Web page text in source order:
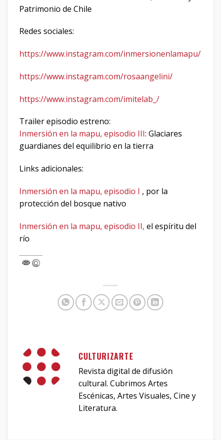
Patrimonio de Chile
Redes sociales:
https://www.instagram.com/inmersionenlamapu/
https://www.instagram.com/rosaangelini/
https://www.instagram.com/imitelab_/
Trailer episodio estreno:
Inmersión en la mapu, episodio III: Glaciares
guardianes del equilibrio en la tierra
Links adicionales:
Inmersión en la mapu, episodio I , por la
protección del bosque nativo
Inmersión en la mapu, episodio II, el espíritu del
río
CULTURIZARTE
Revista digital de difusión
cultural. Cubrimos Artes
Escénicas, Artes Visuales, Cine y
Literatura.